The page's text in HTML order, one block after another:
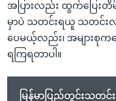
အပြားလည်း ထွက်ပြေးတိ
မှာပဲ သတင်းရယူ သတင်း
ပေမယ့်လည်း၊ အများစု
ရကြရတာပါ။